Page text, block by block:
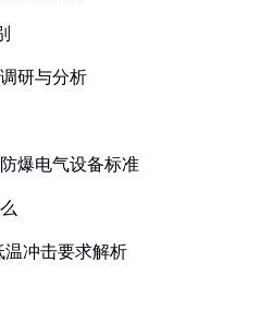
研与分析
爆电气设备标准
温冲击要求解析